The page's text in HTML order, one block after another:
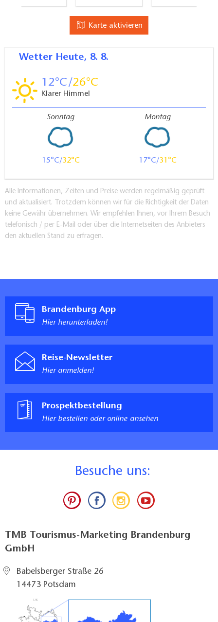
Karte aktivieren
Wetter Heute, 8. 8.
12 26
Klarer Himmel
Sonntag
15 32
Montag
17 31
Alle Informationen, Zeiten und Preise werden regelmäßig geprüft
und aktualisiert. Trotzdem können wir für die Richtigkeit der Daten
keine Gewähr übernehmen. Wir empfehlen Ihnen, vor Ihrem Besuch
telefonisch / per E-Mail oder über die Internetseiten des Anbieters
den aktuellen Stand zu erfragen.
Brandenburg App
Hier herunterladen!
Reise-Newsletter
Hier anmelden!
Prospektbestellung
Hier bestellen oder online ansehen
Besuche uns:
TMB Tourismus-Marketing Brandenburg
GmbH
Babelsberger Straße 26
14473 Potsdam